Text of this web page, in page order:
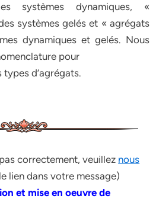
systèmes dynamiques, «
systèmes gelés et « agrégats
dynamiques et gelés. Nous
pour
d’agrégats.
correctement, veuillez nous
lien dans votre message)
et mise en oeuvre de